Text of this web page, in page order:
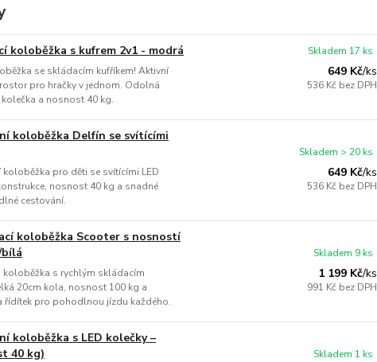
koloběžka s kufrem 2v1 - modrá
se skládacím kufříkem! Aktivní
pro hračky v jednom. Odolná
a nosnost 40 kg.
649 Kč/ks
536 Kč bez DPH
Skladem 17 ks
koloběžka Delfín se svítícími
koloběžka pro děti se svítícími LED
nosnost 40 kg a snadné
cestování.
649 Kč/ks
536 Kč bez DPH
Skladem > 20 ks
koloběžka Scooter s nosností
bílá
koloběžka s rychlým skládacím
20cm kola, nosnost 100 kg a
řídítek pro pohodlnou jízdu každého.
1 199 Kč/ks
991 Kč bez DPH
Skladem 9 ks
koloběžka s LED kolečky –
40 kg)
Skladem 1 ks